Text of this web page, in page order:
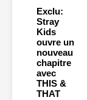
Exclu:
Stray
Kids
ouvre un
nouveau
chapitre
avec
THIS &
THAT